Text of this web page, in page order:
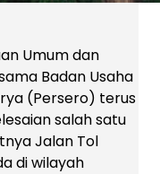
Umum dan
Badan Usaha
(Persero) terus
salah satu
Jalan Tol
di wilayah